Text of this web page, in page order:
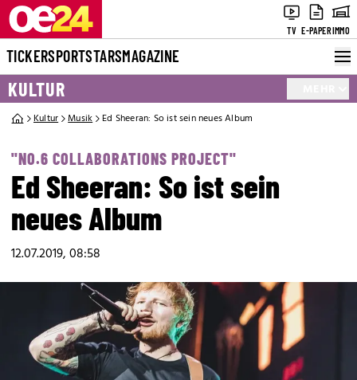
TV E-PAPERIMMO
TICKERSPORTSTARSMAGAZINE
KULTUR
Kultur Musik Ed Sheeran: So ist sein neues Album
"NO.6 COLLABORATIONS PROJECT"
Ed Sheeran: So ist sein
neues Album
12.07.2019, 08:58